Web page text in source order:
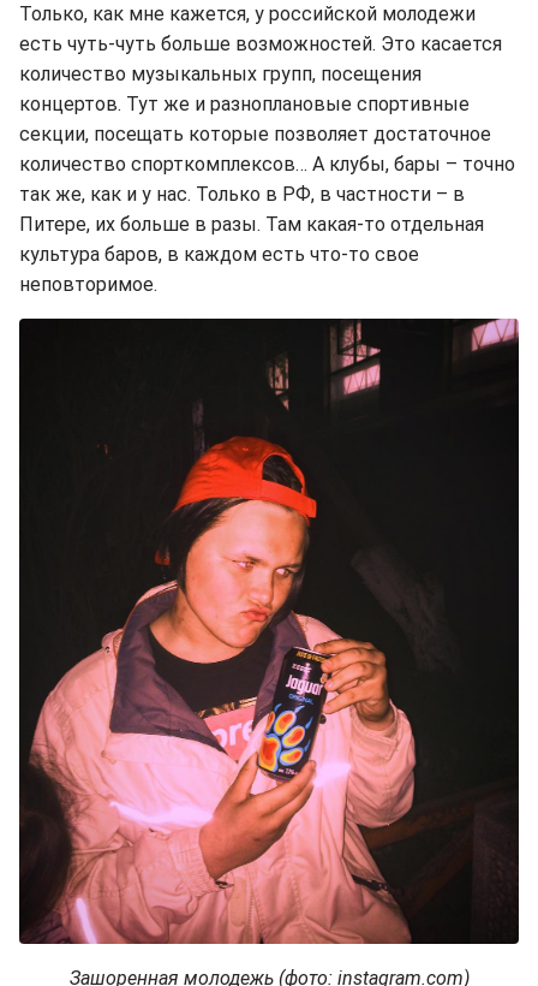
Только, как мне кажется, у российской молодежи
есть чуть-чуть больше возможностей. Это касается
количество музыкальных групп, посещения
концертов. Тут же и разноплановые спортивные
секции, посещать которые позволяет достаточное
количество спорткомплексов… А клубы, бары – точно
так же, как и у нас. Только в РФ, в частности – в
Питере, их больше в разы. Там какая-то отдельная
культура баров, в каждом есть что-то свое
неповторимое.
Зашоренная молодежь (фото: instagram.com)